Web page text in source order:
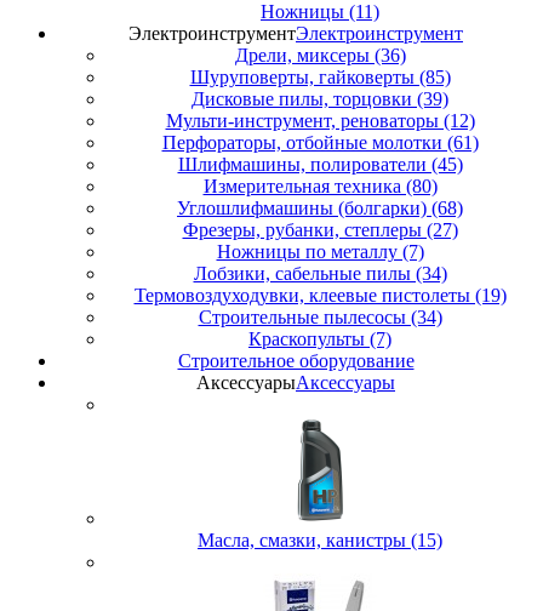
Ножницы (11)
ЭлектроинструментЭлектроинструмент
Дрели, миксеры (36)
Шуруповерты, гайковерты (85)
Дисковые пилы, торцовки (39)
Мульти-инструмент, реноваторы (12)
Перфораторы, отбойные молотки (61)
Шлифмашины, полирователи (45)
Измерительная техника (80)
Углошлифмашины (болгарки) (68)
Фрезеры, рубанки, степлеры (27)
Ножницы по металлу (7)
Лобзики, сабельные пилы (34)
Термовоздуходувки, клеевые пистолеты (19)
Строительные пылесосы (34)
Краскопульты (7)
Строительное оборудование
АксессуарыАксессуары
Масла, смазки, канистры (15)